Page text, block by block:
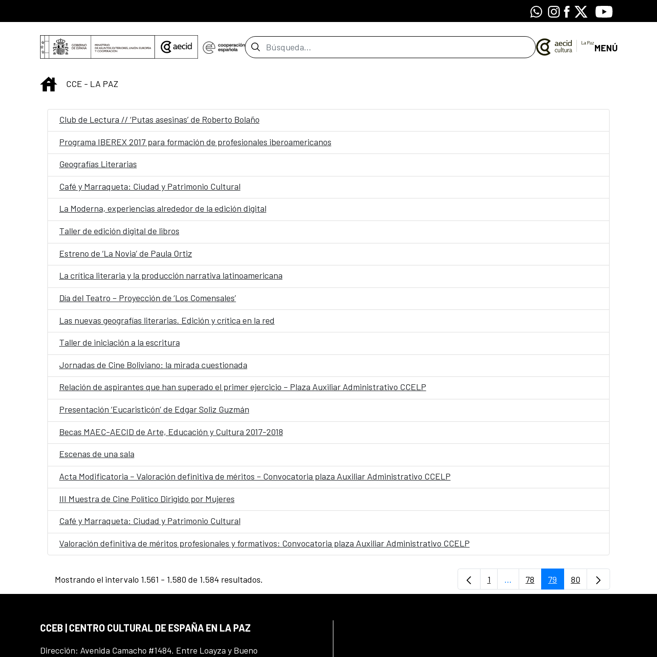
WhatsappInstagram
Facebook
X Youtube
Barra de búsqueda MENÚ
INICIO
CCE - LA PAZ
Club de Lectura // ‘Putas asesinas’ de Roberto Bolaño
Programa IBEREX 2017 para formación de profesionales iberoamericanos
Geografías Literarias
Café y Marraqueta: Ciudad y Patrimonio Cultural
La Moderna, experiencias alrededor de la edición digital
Taller de edición digital de libros
Estreno de ‘La Novia’ de Paula Ortiz
La crítica literaria y la producción narrativa latinoamericana
Día del Teatro – Proyección de ‘Los Comensales’
Las nuevas geografías literarias. Edición y crítica en la red
Taller de iniciación a la escritura
Jornadas de Cine Boliviano: la mirada cuestionada
Relación de aspirantes que han superado el primer ejercicio – Plaza Auxiliar Administrativo CCELP
Presentación ‘Eucaristicón’ de Edgar Soliz Guzmán
Becas MAEC-AECID de Arte, Educación y Cultura 2017-2018
Escenas de una sala
Acta Modificatoria – Valoración definitiva de méritos – Convocatoria plaza Auxiliar Administrativo CCELP
III Muestra de Cine Político Dirigido por Mujeres
Café y Marraqueta: Ciudad y Patrimonio Cultural
Valoración definitiva de méritos profesionales y formativos: Convocatoria plaza Auxiliar Administrativo CCELP
Mostrando el intervalo 1.561 - 1.580 de 1.584 resultados. Página
1 ...Páginas intermedias Use TAB para
Página
78 Página
79 Página
80
CCEB | CENTRO CULTURAL DE ESPAÑA EN LA PAZ
Dirección: Avenida Camacho #1484. Entre Loayza y Bueno